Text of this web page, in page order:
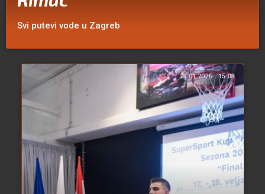
Svi putevi vode u Zagreb
23.01.2026. 15:08